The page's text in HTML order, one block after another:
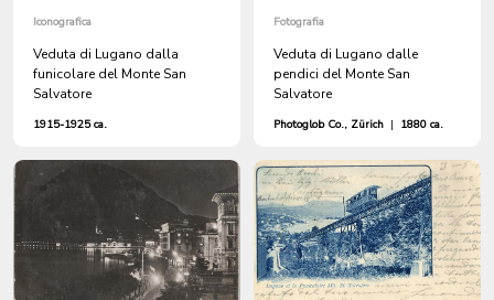
Iconografica
Veduta di Lugano dalla
funicolare del Monte San
Salvatore
1915-1925 ca.
Fotografia
Veduta di Lugano dalle
pendici del Monte San
Salvatore
Photoglob Co., Zürich | 1880 ca.